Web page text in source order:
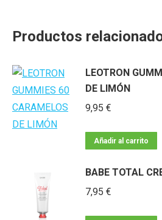
Productos
LEOTRON
DE LIMÓN
9,95 €
Añadir al carrito
BABE TOTAL
7,95 €